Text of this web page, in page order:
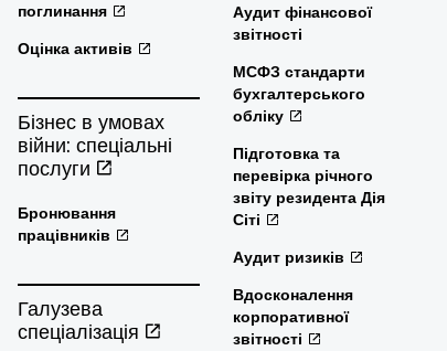
поглинання
Оцінка активів
Бізнес в умовах
війни: спеціальні
послуги
Бронювання
працівників
Галузева
спеціалізація
Аудит фінансової
звітності
МСФЗ стандарти
бухгалтерського
обліку
Підготовка та
перевірка річного
звіту резидента Дія
Сіті
Аудит ризиків
Вдосконалення
корпоративної
звітності